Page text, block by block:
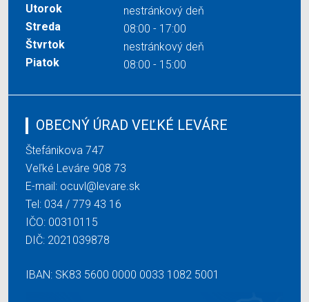
Utorok
nestránkový deň
Streda
08:00 - 17:00
Štvrtok
nestránkový deň
Piatok
08:00 - 15:00
OBECNÝ ÚRAD VEĽKÉ LEVÁRE
Štefánikova 747
Veľké Leváre 908 73
E-mail: ocuvl@levare.sk
Tel: 034 / 779 43 16
IČO: 00310115
DIČ: 2021039878
IBAN: SK83 5600 0000 0033 1082 5001